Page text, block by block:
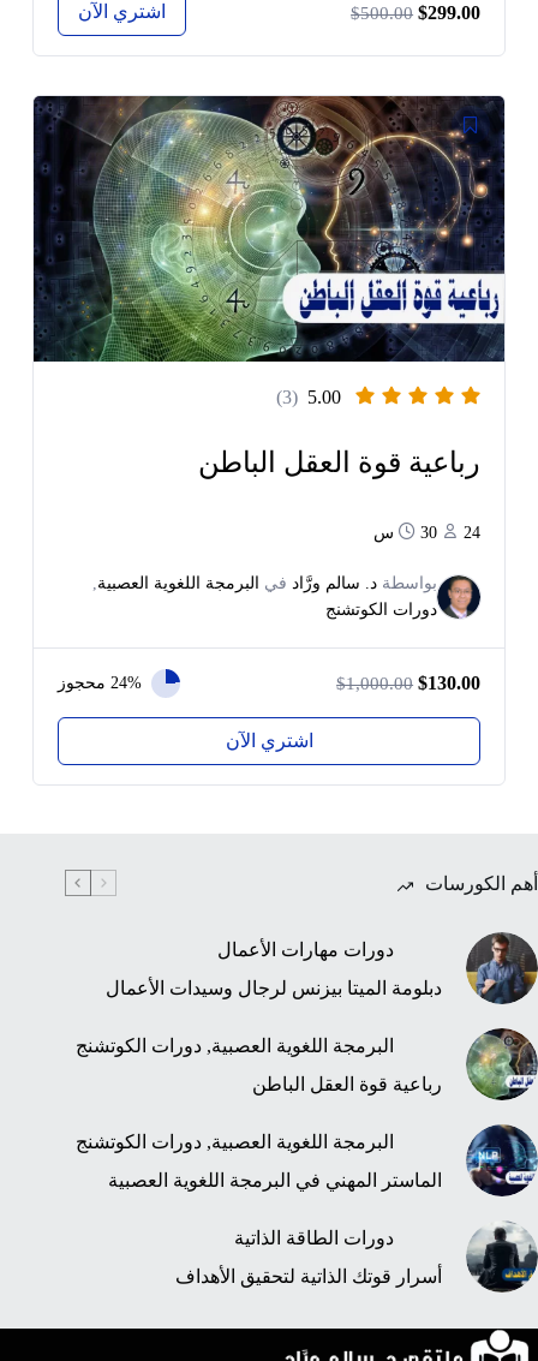
$299.00
$500.00 اشتري الآن
5.00
(3)
رباعية قوة العقل الباطن
24 30س
بواسطة د. سالم ورَّادفي البرمجة اللغوية العصبية,
دورات الكوتشنج
$130.00
$1,000.00 24% محجوز
اشتري الآن
أهم الكورسات
دورات مهارات الأعمال
دبلومة الميتا بيزنس لرجال وسيدات الأعمال
البرمجة اللغوية العصبية, دورات الكوتشنج
رباعية قوة العقل الباطن
البرمجة اللغوية العصبية, دورات الكوتشنج
الماستر المهني في البرمجة اللغوية العصبية
دورات الطاقة الذاتية
أسرار قوتك الذاتية لتحقيق الأهداف